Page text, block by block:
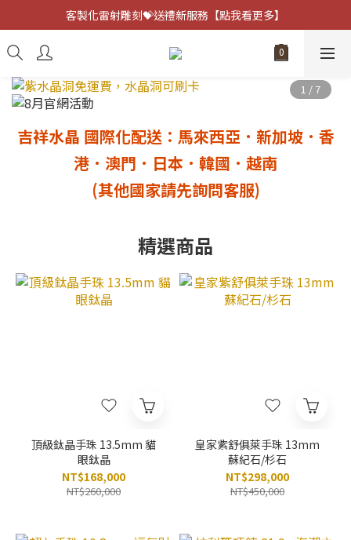
客製化雷射雕刻💝送禮新服務【點我看更多】
客製化雷射雕刻💝送禮新服務【點我看更多】
避邪防小人⚡指定黑曜石 任選兩件75折
吉祥水晶 國際化配送：馬來西亞．新加坡．香
港 ．澳門 ．日本．韓國．越南
(其他國家請先詢問客服)
精選商品
頂級鈦晶手珠 13.5mm 貓
眼鈦晶
NT$168,000
NT$260,000
皇家紫舒俱萊手珠 13mm
蘇紀石/杉石
NT$298,000
NT$450,000